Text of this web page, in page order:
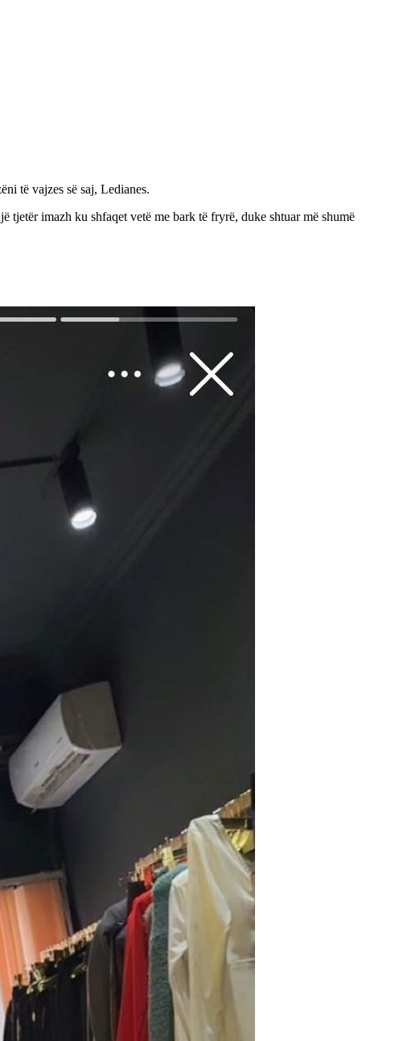
të vajzes së saj, Ledianes.
imazh ku shfaqet vetë me bark të fryrë, duke shtuar më shumë